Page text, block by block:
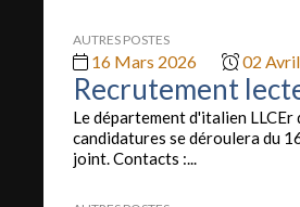
AUTRES POSTES
16 Mars 2026 02
Recrutement
Le département d'italien
candidatures se déroulera du
joint. Contacts :...